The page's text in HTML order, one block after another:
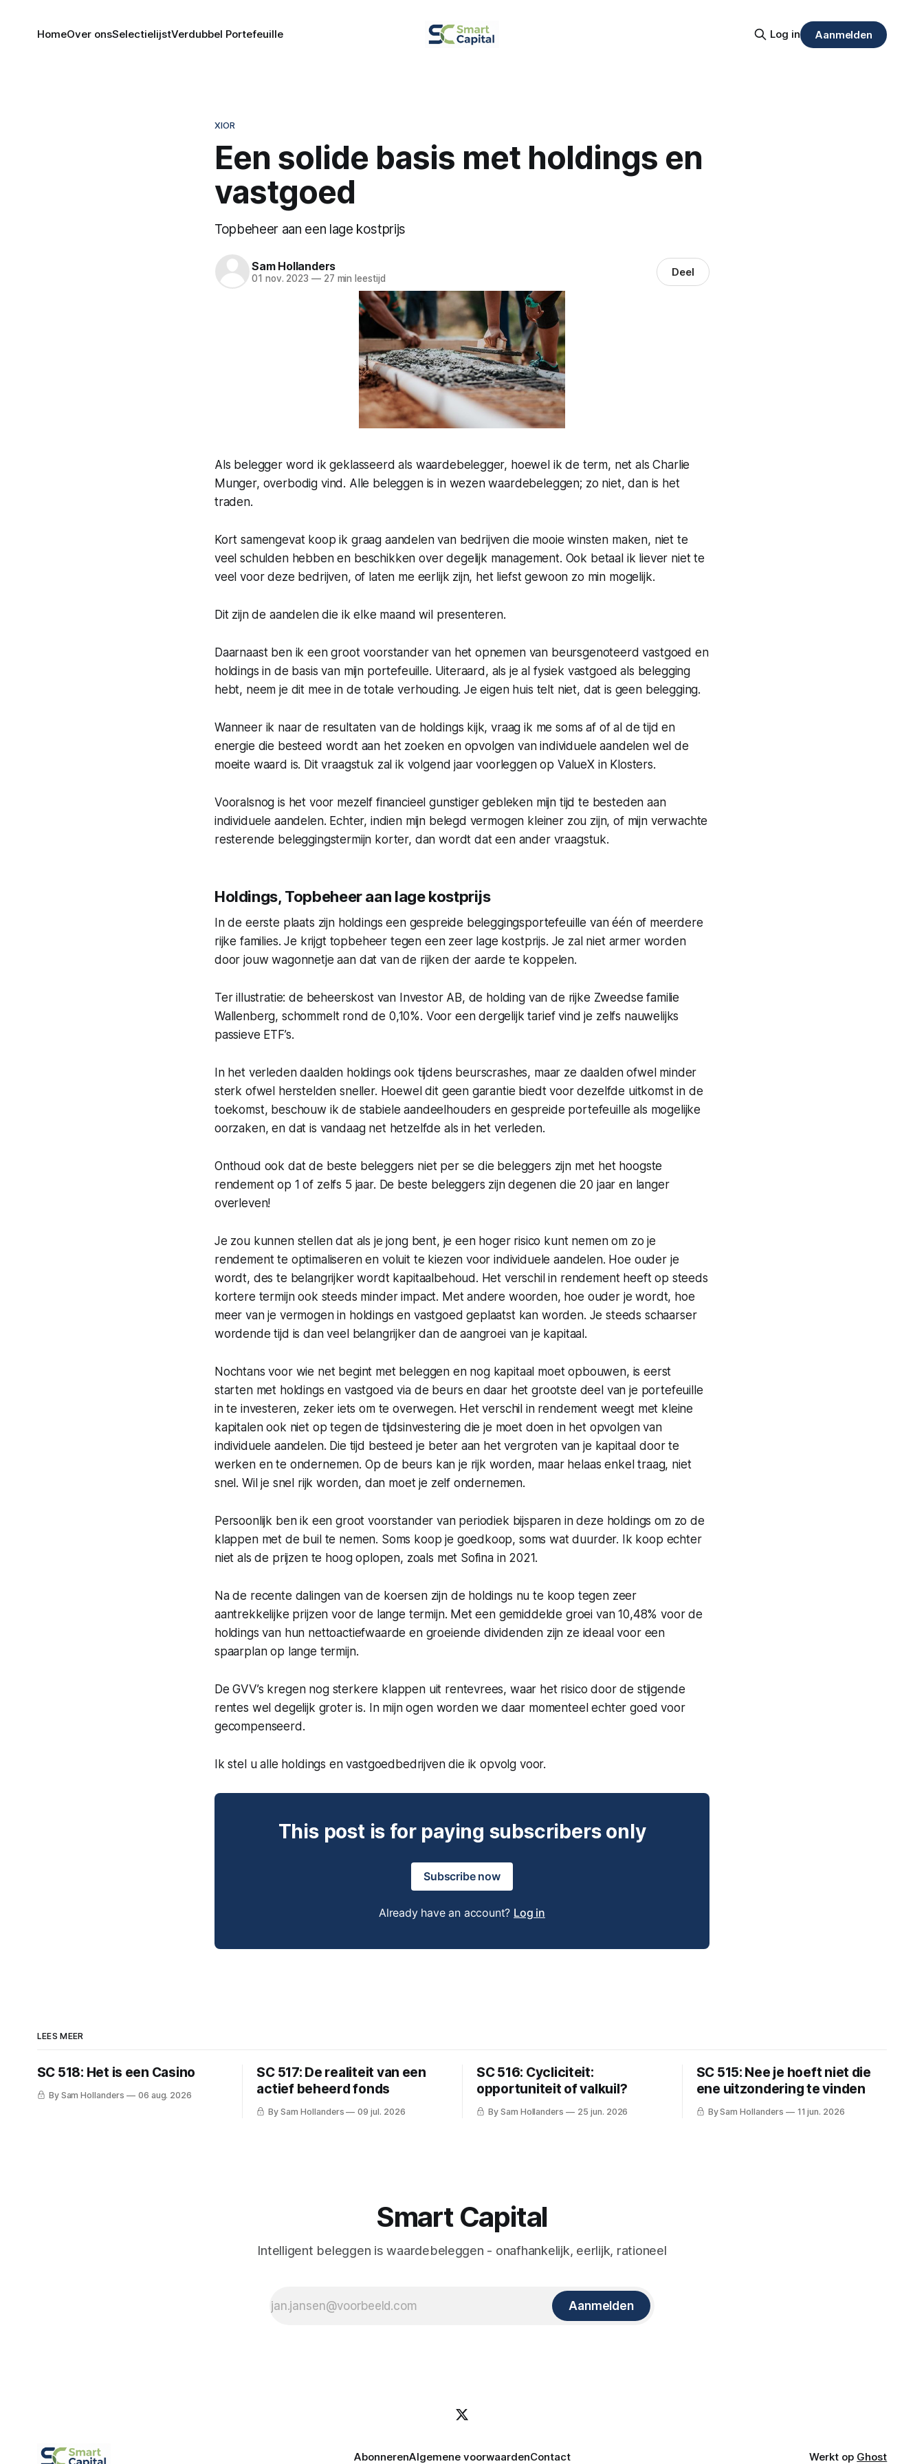
HomeOver onsSelectielijstVerdubbel Portefeuille Log in Aanmelden
XIOR
Een solide basis met holdings en
vastgoed
Topbeheer aan een lage kostprijs
Sam Hollanders
01 nov. 2023 —27 min leestijd Deel
Als belegger word ik geklasseerd als waardebelegger, hoewel ik de term, net als Charlie
Munger, overbodig vind. Alle beleggen is in wezen waardebeleggen; zo niet, dan is het
traden.
Kort samengevat koop ik graag aandelen van bedrijven die mooie winsten maken, niet te
veel schulden hebben en beschikken over degelijk management. Ook betaal ik liever niet te
veel voor deze bedrijven, of laten me eerlijk zijn, het liefst gewoon zo min mogelijk.
Dit zijn de aandelen die ik elke maand wil presenteren.
Daarnaast ben ik een groot voorstander van het opnemen van beursgenoteerd vastgoed en
holdings in de basis van mijn portefeuille. Uiteraard, als je al fysiek vastgoed als belegging
hebt, neem je dit mee in de totale verhouding. Je eigen huis telt niet, dat is geen belegging.
Wanneer ik naar de resultaten van de holdings kijk, vraag ik me soms af of al de tijd en
energie die besteed wordt aan het zoeken en opvolgen van individuele aandelen wel de
moeite waard is. Dit vraagstuk zal ik volgend jaar voorleggen op ValueX in Klosters.
Vooralsnog is het voor mezelf financieel gunstiger gebleken mijn tijd te besteden aan
individuele aandelen. Echter, indien mijn belegd vermogen kleiner zou zijn, of mijn verwachte
resterende beleggingstermijn korter, dan wordt dat een ander vraagstuk.
Holdings, Topbeheer aan lage kostprijs
In de eerste plaats zijn holdings een gespreide beleggingsportefeuille van één of meerdere
rijke families. Je krijgt topbeheer tegen een zeer lage kostprijs. Je zal niet armer worden
door jouw wagonnetje aan dat van de rijken der aarde te koppelen.
Ter illustratie: de beheerskost van Investor AB, de holding van de rijke Zweedse familie
Wallenberg, schommelt rond de 0,10%. Voor een dergelijk tarief vind je zelfs nauwelijks
passieve ETF’s.
In het verleden daalden holdings ook tijdens beurscrashes, maar ze daalden ofwel minder
sterk ofwel herstelden sneller. Hoewel dit geen garantie biedt voor dezelfde uitkomst in de
toekomst, beschouw ik de stabiele aandeelhouders en gespreide portefeuille als mogelijke
oorzaken, en dat is vandaag net hetzelfde als in het verleden.
Onthoud ook dat de beste beleggers niet per se die beleggers zijn met het hoogste
rendement op 1 of zelfs 5 jaar. De beste beleggers zijn degenen die 20 jaar en langer
overleven!
Je zou kunnen stellen dat als je jong bent, je een hoger risico kunt nemen om zo je
rendement te optimaliseren en voluit te kiezen voor individuele aandelen. Hoe ouder je
wordt, des te belangrijker wordt kapitaalbehoud. Het verschil in rendement heeft op steeds
kortere termijn ook steeds minder impact. Met andere woorden, hoe ouder je wordt, hoe
meer van je vermogen in holdings en vastgoed geplaatst kan worden. Je steeds schaarser
wordende tijd is dan veel belangrijker dan de aangroei van je kapitaal.
Nochtans voor wie net begint met beleggen en nog kapitaal moet opbouwen, is eerst
starten met holdings en vastgoed via de beurs en daar het grootste deel van je portefeuille
in te investeren, zeker iets om te overwegen. Het verschil in rendement weegt met kleine
kapitalen ook niet op tegen de tijdsinvestering die je moet doen in het opvolgen van
individuele aandelen. Die tijd besteed je beter aan het vergroten van je kapitaal door te
werken en te ondernemen. Op de beurs kan je rijk worden, maar helaas enkel traag, niet
snel. Wil je snel rijk worden, dan moet je zelf ondernemen.
Persoonlijk ben ik een groot voorstander van periodiek bijsparen in deze holdings om zo de
klappen met de buil te nemen. Soms koop je goedkoop, soms wat duurder. Ik koop echter
niet als de prijzen te hoog oplopen, zoals met Sofina in 2021.
Na de recente dalingen van de koersen zijn de holdings nu te koop tegen zeer
aantrekkelijke prijzen voor de lange termijn. Met een gemiddelde groei van 10,48% voor de
holdings van hun nettoactiefwaarde en groeiende dividenden zijn ze ideaal voor een
spaarplan op lange termijn.
De GVV’s kregen nog sterkere klappen uit rentevrees, waar het risico door de stijgende
rentes wel degelijk groter is. In mijn ogen worden we daar momenteel echter goed voor
gecompenseerd.
Ik stel u alle holdings en vastgoedbedrijven die ik opvolg voor.
This post is for paying subscribers only
Subscribe now
Already have an account? Log in
LEES MEER
SC 518: Het is een Casino
By Sam Hollanders 06 aug. 2026
SC 517: De realiteit van een
actief beheerd fonds
By Sam Hollanders 09 jul. 2026
SC 516: Cycliciteit:
opportuniteit of valkuil?
By Sam Hollanders 25 jun. 2026
SC 515: Nee je hoeft niet die
ene uitzondering te vinden
By Sam Hollanders 11 jun. 2026
Smart Capital
Intelligent beleggen is waardebeleggen - onafhankelijk, eerlijk, rationeel
Aanmelden
AbonnerenAlgemene voorwaardenContact Werkt op Ghost